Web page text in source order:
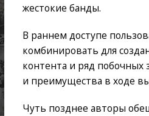
жестокие банды.
В раннем доступе
комбинировать для
контента и ряд побочных
и преимущества в ходе
Чуть позднее авторы